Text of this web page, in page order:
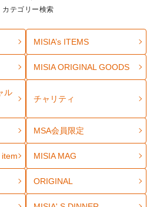
カテゴリー検索
MISIA’s ITEMS
MISIA ORIGINAL GOODS
ル
チャリティ
MSA会員限定
MISIA MAG
ORIGINAL